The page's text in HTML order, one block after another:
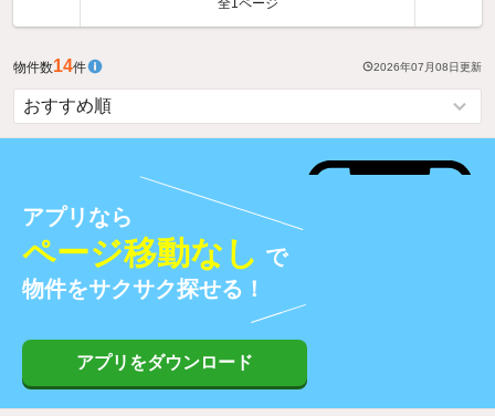
物件数14件 2026年07月08日更新
アプリなら
ページ移動なし で
物件をサクサク探せる！
アプリをダウンロード